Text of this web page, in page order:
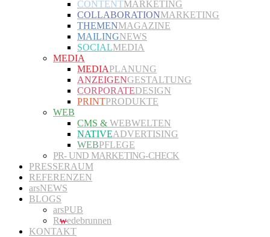
CONTENTMARKETING
COLLABORATIONMARKETING
THEMENMAGAZINE
MAILINGNEWS
SOCIALMEDIA
MEDIA
MEDIAPLANUNG
ANZEIGENGESTALTUNG
CORPORATEDESIGN
PRINTPRODUKTE
WEB
CMS & WEBWELTEN
NATIVEADVERTISING
WEBPFLEGE
PR- UND MARKETING-CHECK
PRESSERAUM
REFERENZEN
arsNEWS
BLOGS
arsPUB
Rwedebrunnen
KONTAKT